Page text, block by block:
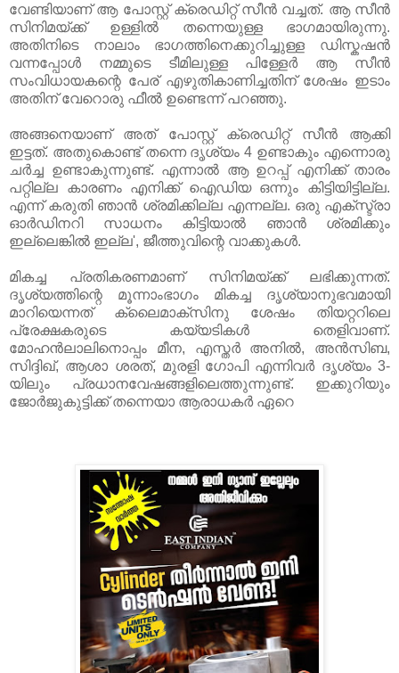
വേണ്ടിയാണ് ആ പോസ്റ്റ് ക്രെഡിറ്റ് സീൻ വച്ചത്. ആ സീൻ
സിനിമയ്ക്ക് ഉള്ളിൽ തന്നെയുള്ള ഭാഗമായിരുന്നു.
അതിനിടെ നാലാം ഭാഗത്തിനെക്കുറിച്ചുള്ള ഡിസ്കഷൻ
വന്നപ്പോൾ നമ്മുടെ ടീമിലുള്ള പിള്ളേർ ആ സീൻ
സംവിധായകന്റെ പേര് എഴുതികാണിച്ചതിന് ശേഷം ഇടാം
അതിന് വേറൊരു ഫീൽ ഉണ്ടെന്ന് പറഞ്ഞു.
അങ്ങനെയാണ് അത് പോസ്റ്റ് ക്രെഡിറ്റ് സീൻ ആക്കി
ഇട്ടത്. അതുകൊണ്ട് തന്നെ ദൃശ്യം 4 ഉണ്ടാകും എന്നൊരു
ചർച്ച ഉണ്ടാകുന്നുണ്ട്. എന്നാൽ ആ ഉറപ്പ് എനിക്ക് താരം
പറ്റില്ല കാരണം എനിക്ക് ഐഡിയ ഒന്നും കിട്ടിയിട്ടില്ല.
എന്ന് കരുതി ഞാൻ ശ്രമിക്കില്ല എന്നല്ല. ഒരു എക്സ്ട്രാ
ഓർഡിനറി സാധനം കിട്ടിയാൽ ഞാൻ ശ്രമിക്കും
ഇല്ലെങ്കിൽ ഇല്ല', ജീത്തുവിന്റെ വാക്കുകൾ.
മികച്ച പ്രതികരണമാണ് സിനിമയ്ക്ക് ലഭിക്കുന്നത്.
ദൃശ്യത്തിന്റെ മൂന്നാംഭാഗം മികച്ച ദൃശ്യാനുഭവമായി
മാറിയെന്നത് ക്ലൈമാക്സിനു ശേഷം തിയറ്ററിലെ
പ്രേക്ഷകരുടെ കയ്യടികൾ തെളിവാണ്.
മോഹന്‍ലാലിനൊപ്പം മീന, എസ്തര്‍ അനില്‍, അന്‍സിബ,
സിദ്ദിഖ്, ആശാ ശരത്, മുരളി ഗോപി എന്നിവര്‍ ദൃശ്യം 3-
യിലും പ്രധാനവേഷങ്ങളിലെത്തുന്നുണ്ട്. ഇക്കുറിയും
ജോർജുകുട്ടിക്ക് തന്നെയാ ആരാധകർ ഏറെ